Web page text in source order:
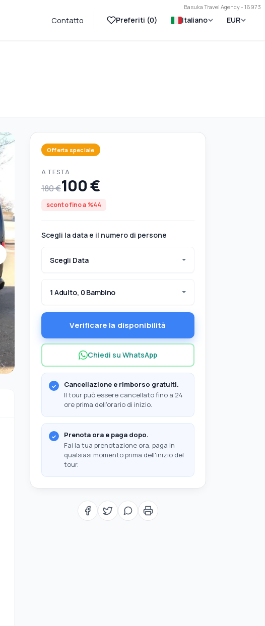
Basuka Travel Agency - 16973
Contatto Preferiti (0) Italiano EUR
Offerta speciale
A TESTA
180 €100 €
sconto fino a %44
Scegli la data e il numero di persone
Scegli Data
1 Adulto, 0 Bambino
Verificare la disponibilità
Chiedi su WhatsApp
Cancellazione e rimborso gratuiti.
Il tour può essere cancellato fino a 24
ore prima dell'orario di inizio.
Prenota ora e paga dopo.
Fai la tua prenotazione ora, paga in
qualsiasi momento prima dell'inizio del
tour.